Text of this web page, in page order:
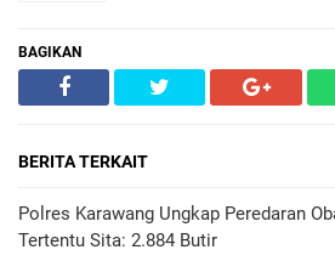
BAGIKAN
BERITA TERKAIT
Polres Karawang Ungkap Peredaran
Tertentu Sita: 2.884 Butir